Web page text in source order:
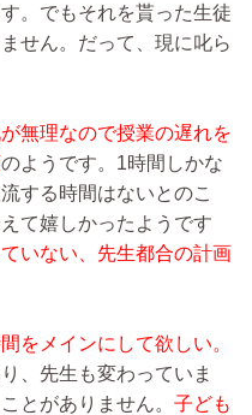
。でもそれを貰った生徒
せん。だって、現に叱ら
無理なので授業の遅れを
のようです。1時間しかな
する時間はないとのこ
て嬉しかったようです
いない、先生都合の計画
をメインにして欲しい。
、先生も変わっていま
とがありません。 子ども